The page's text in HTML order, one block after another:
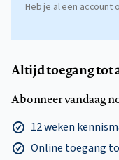
Heb je al een account
Altijd toegang tot
Abonneer vandaag
12 weken
Online toegang